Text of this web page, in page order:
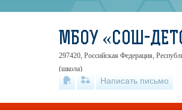
МБОУ «СОШ-
297420, Российская Федерация,
(школа)
Написать письмо